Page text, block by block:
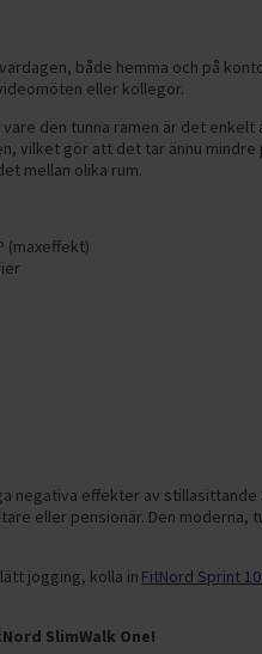
både hemma och på
eller kollegor.
den tunna ramen är det
vilket gör att det tar ännu mindre
mellan olika rum.
(maxeffekt)
negativa effekter av stillasittande
eller pensionär. Den moderna,
jogging, kolla in FitNord Sprint
SlimWalk One!